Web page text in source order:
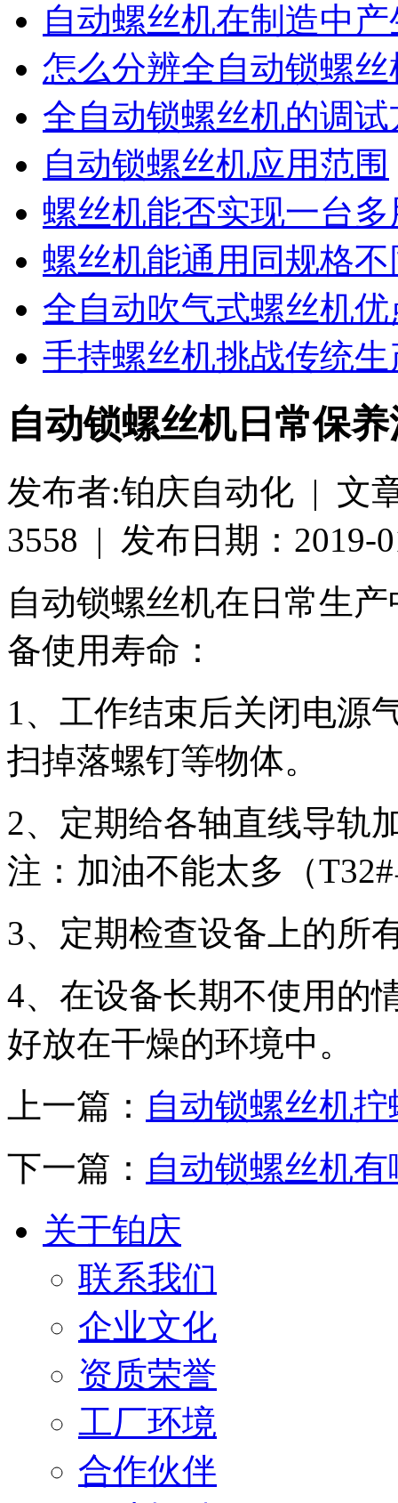
自动螺丝机在制造中
怎么分辨全自动锁螺
全自动锁螺丝机的调试
自动锁螺丝机应用范围
螺丝机能否实现一台多
螺丝机能通用同规格
全自动吹气式螺丝机优
手持螺丝机挑战传统
自动锁螺丝机日常保
发布者:铂庆自动化 | 文
3558 | 发布日期：2019-
自动锁螺丝机在日常生
备使用寿命：
1、工作结束后关闭电源
扫掉落螺钉等物体。
2、定期给各轴直线导轨
注：加油不能太多（
3、定期检查设备上的所
4、在设备长期不使用的
好放在干燥的环境中。
上一篇： 自动锁螺丝机
下一篇： 自动锁螺丝机
关于铂庆
联系我们
企业文化
资质荣誉
工厂环境
合作伙伴